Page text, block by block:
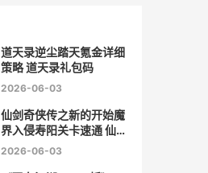
道天录逆尘踏天氪金详细
策略 道天录礼包码
2026-06-03
仙剑奇侠传之新的开始魔
界入侵寿阳关卡速通 仙剑
奇侠传之新的开始谁不是
2026-06-03